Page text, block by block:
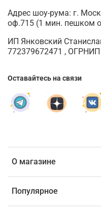
О магазине
Популярное
Адрес шоу-рума: г.
оф.715 (1 мин. пешком
ИП Янковский
772379672471 ,
Оставайтесь на связи